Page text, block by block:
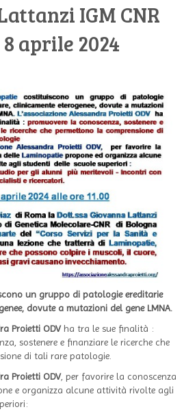
IGM CNR
aprile 2024
un gruppo di patologie ereditarie
dovute a mutazioni del gene LMNA.
Proietti ODVha tra le sue finalità :
sostenere e finanziare le ricerche che
di tali rare patologie.
Proietti ODV, per favorire la conoscenza
e organizza alcune attività rivolte agli